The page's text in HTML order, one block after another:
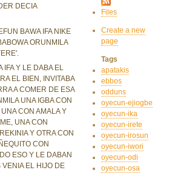
DECIA
BAWA IFA NIKE
ORUNMILA
IFA Y LE DABA EL
EL BIEN, INVITABA
A COMER DE ESA
UNA IGBA CON
CON AMALA Y
UNA CON
Y OTRA CON
CON
ESO Y LE DABAN
EL HIJO DE
Files
Create a new
page
Tags
apatakis
ebbos
odduns
oyecun-ejiogbe
oyecun-ika
oyecun-irete
oyecun-irosun
oyecun-iwori
oyecun-odi
oyecun-osa